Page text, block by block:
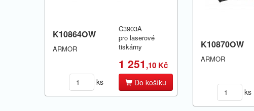
K10864OW
ARMOR
C3903A
pro laserové
tiskárny
1 251 ,10 Kč
ks Do košíku
K10870OW
ARMOR
ks